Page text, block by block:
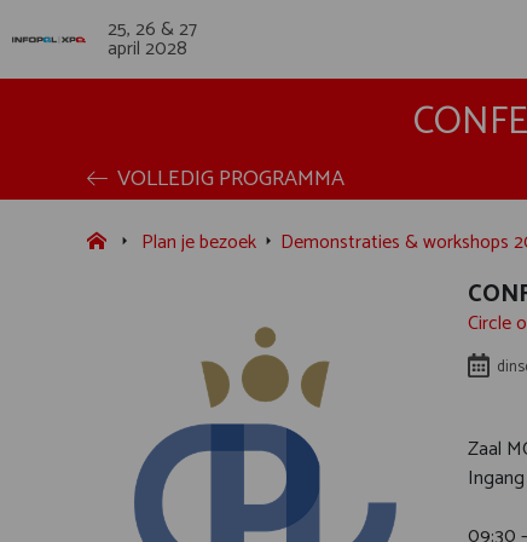
25, 26 & 27
april 2028
VOLLEDIG PROGRAMMA
Plan je bezoek Demonstraties & workshops
Circle
Zaal